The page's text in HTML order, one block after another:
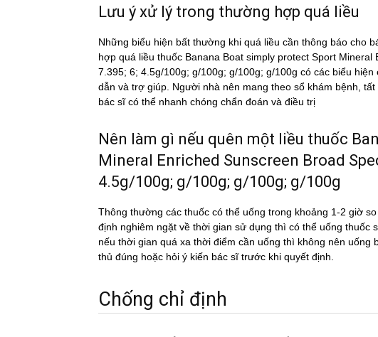
Lưu ý xử lý trong thường hợp quá liều
Những biểu hiện bất thường khi quá liều cần thông báo cho
hợp quá liều thuốc Banana Boat simply protect Sport
7.395; 6; 4.5g/100g; g/100g; g/100g; g/100g có các biểu
dẫn và trợ giúp. Người nhà nên mang theo sổ khám bệnh,
bác sĩ có thể nhanh chóng chẩn đoán và điều trị
Nên làm gì nếu quên một liều thuốc
Mineral Enriched Sunscreen Broad
4.5g/100g; g/100g; g/100g; g/100g
Thông thường các thuốc có thể uống trong khoảng 1-2 giờ
định nghiêm ngặt về thời gian sử dụng thì có thể uống thuốc
nếu thời gian quá xa thời điểm cần uống thì không nên uống
thủ đúng hoặc hỏi ý kiến bác sĩ trước khi quyết định.
Chống chỉ định